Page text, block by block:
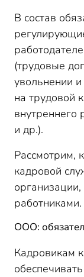
В состав
(трудовые
увольнении
на трудовой
внутреннего
и др.).
Рассмотрим,
кадровой
работниками.
ООО:
Кадровикам